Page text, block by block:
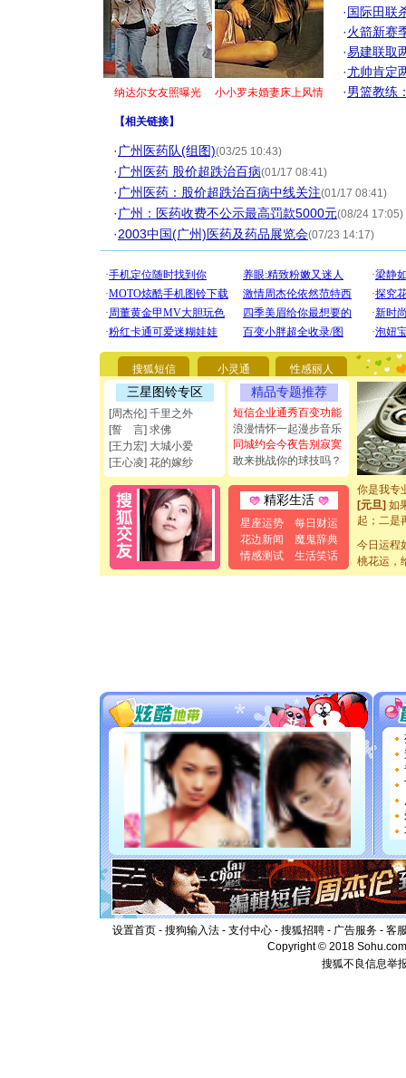
纳达尔女友照曝光 小小罗未婚妻床上风情
·国际田联
·火箭新赛
·易建联取
·尤帅肯定
·男篮教练
【相关链接】
· 广州医药队(组图)(03/25 10:43)
· 广州医药 股价超跌治百病(01/17 08:41)
· 广州医药：股价超跌治百病中线关注(01/17 08:41)
· 广州：医药收费不公示最高罚款5000元(08/24 17:05)
·2003中国(广州)医药及药品展览会(07/23 14:17)
搜狐短信 小灵通 性感丽人
三星图铃专区
[周杰伦] 千里之外
[誓 言] 求佛
[王力宏] 大城小爱
[王心凌] 花的嫁纱
精品专题推荐
短信企业通秀百变功能
浪漫情怀一起漫步音乐
同城约会今夜告别寂寞
敢来挑战你的球技吗？
精彩生活
星座运势
每日财运
花边新闻
魔鬼辞典
情感测试
生活笑话
[圣诞节]
要平安！
[圣诞节]
能正大光
都要快乐
[圣诞节]
如意,快
[元旦]看
断电。爱
你是我专
[元旦]如
起；二是
离。水晶
[元旦]当
泣，这痛
卖了。水
你太多，
要平安
[圣诞节]
能正大
都要快乐
[圣诞节]
如意,快
[元旦]
看
断电。
你是我
[元旦]如
起；二是
离。水晶
[元旦]当
泣，这痛
卖了。水
[春节] 风
颜！冬去
今日运程
桃花运，
设置首页 - 搜狗输入法 - 支付中心 - 搜狐招聘 - 广告服务 - 客
Copyright © 2018
搜狐不良信息举